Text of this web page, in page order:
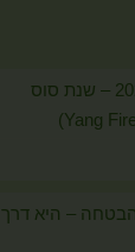
ראש השנה הסיני 2026 – שנת סוס
הבטחה – היא דרך